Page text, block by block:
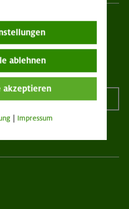
widerrufen
ablehnen
akzeptieren
Impressum